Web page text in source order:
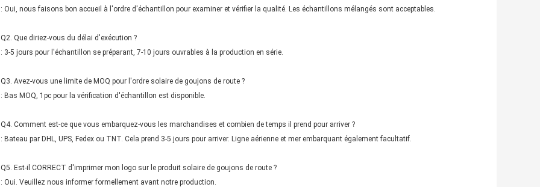
: Oui, nous faisons bon accueil à l'ordre d'échantillon pour examiner et vérifier la qualité. Les échantillons mélangés sont acceptables.
Q2. Que diriez-vous du délai d'exécution ?
: 3-5 jours pour l'échantillon se préparant, 7-10 jours ouvrables à la production en série.
Q3. Avez-vous une limite de MOQ pour l'ordre solaire de goujons de route ?
: Bas MOQ, 1pc pour la vérification d'échantillon est disponible.
Q4. Comment est-ce que vous embarquez-vous les marchandises et combien de temps il prend pour arriver ?
: Bateau par DHL, UPS, Fedex ou TNT. Cela prend 3-5 jours pour arriver. Ligne aérienne et mer embarquant également facultatif.
Q5. Est-il CORRECT d'imprimer mon logo sur le produit solaire de goujons de route ?
: Oui. Veuillez nous informer formellement avant notre production.